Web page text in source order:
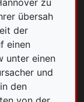
zu
übersah
der
einen
unter einen
und
den